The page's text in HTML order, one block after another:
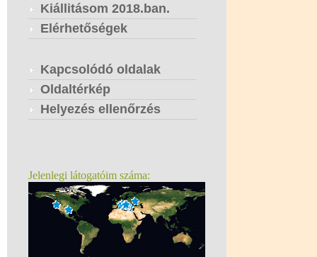
Kiállitásom 2018.ban.
Elérhetőségek
Kapcsolódó oldalak
Oldaltérkép
Helyezés ellenőrzés
Jelenlegi látogatóim száma: